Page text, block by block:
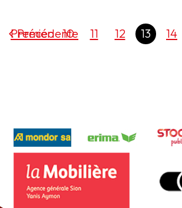
Précédente
Premier 10 11 12 13 14